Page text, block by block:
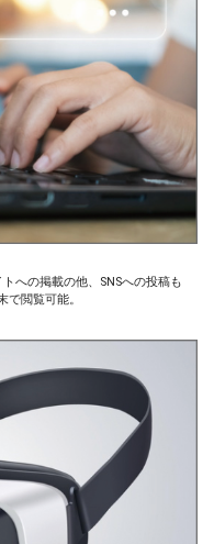
への掲載の他、SNSへの投稿も
閲覧可能。